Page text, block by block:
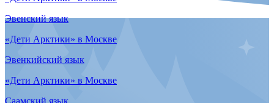
Evenki language
Topic 4. Culture
Inuit language
Topic 4. Family
Itelmen language